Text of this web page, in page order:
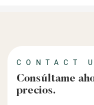
CONTACT
Consúltame
precios.